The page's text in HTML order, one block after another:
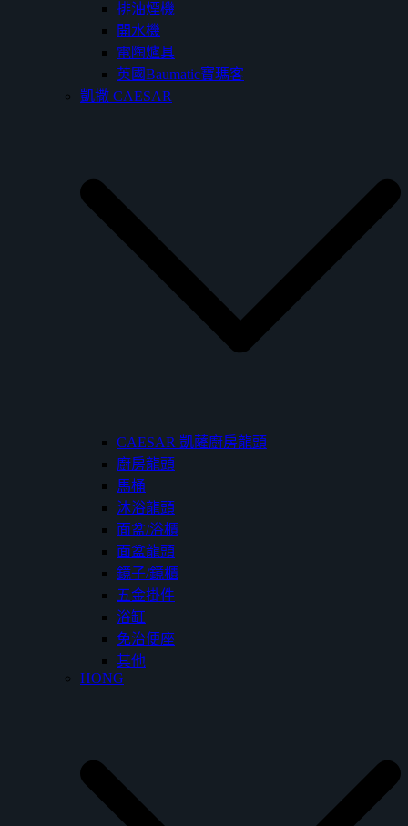
排油煙機
開水機
電陶爐具
英國Baumatic寶瑪客
凱撒 CAESAR
CAESAR 凱薩廚房龍頭
廚房龍頭
馬桶
沐浴龍頭
面盆/浴櫃
面盆龍頭
鏡子/鏡櫃
五金掛件
浴缸
免治便座
其他
HONG